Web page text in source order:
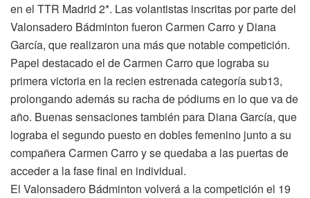
en el TTR Madrid 2*. Las volantistas inscritas por parte del
Valonsadero Bádminton fueron Carmen Carro y Diana
García, que realizaron una más que notable competición.
Papel destacado el de Carmen Carro que lograba su
primera victoria en la recien estrenada categoría sub13,
prolongando además su racha de pódiums en lo que va de
año. Buenas sensaciones también para Diana García, que
lograba el segundo puesto en dobles femenino junto a su
compañera Carmen Carro y se quedaba a las puertas de
acceder a la fase final en individual.
El Valonsadero Bádminton volverá a la competición el 19